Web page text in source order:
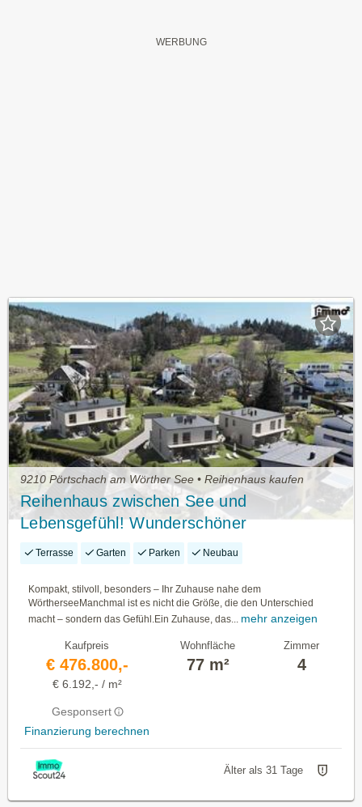
9210 Pörtschach am Wörther See • Reihenhaus kaufen
Reihenhaus zwischen See und
Lebensgefühl! Wunderschöner
Wörtherseeblick
Terrasse Garten Parken Neubau
Kompakt, stilvoll, besonders – Ihr Zuhause nahe dem
WörtherseeManchmal ist es nicht die Größe, die den Unterschied
macht – sondern das Gefühl.Ein Zuhause, das... mehr anzeigen
Kaufpreis
€ 476.800,-
€ 6.192,- / m²
Gesponsert
Finanzierung berechnen
Wohnfläche
77 m²
Zimmer
4
Älter als 31 Tage